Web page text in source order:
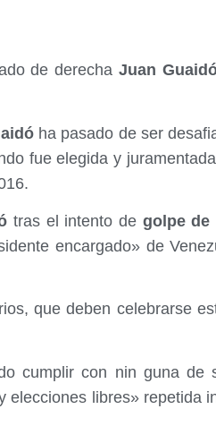
de derecha Juan
ha pasado de ser
fue elegida y
tras el intento de golpe de
encargado» de
que deben celebrarse
cumplir con nin guna de
libres» repetida